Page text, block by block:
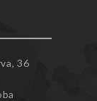
36